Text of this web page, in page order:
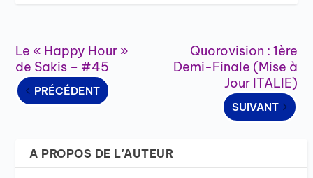
Le « Happy Hour »
de Sakis – #45
PRÉCÉDENT
Quorovision : 1ère
Demi-Finale (Mise à
Jour ITALIE)
SUIVANT
A PROPOS DE L'AUTEUR